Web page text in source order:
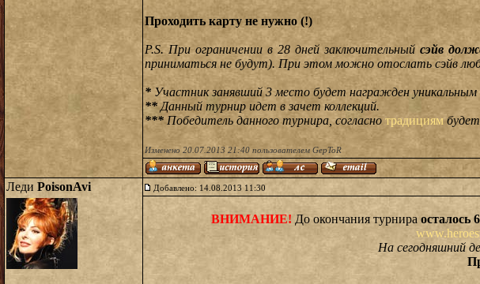
Проходить карту не нужно (!)
P.S. При ограничении в 28 дней заключительныйсэйв
приниматься не будут). При этом можно отослать сэйв
* Участник занявший 3 место будет награжден
**Данный турнир идет в зачет коллекций.
***Победитель данного турнира, согласно традициямбудет
Изменено 20.07.2013 21:40 пользователем GepToR
Леди PoisonAvi Добавлено: 14.08.2013 11:30
ВНИМАНИЕ! До окончания турнира осталось
На сегодняшний